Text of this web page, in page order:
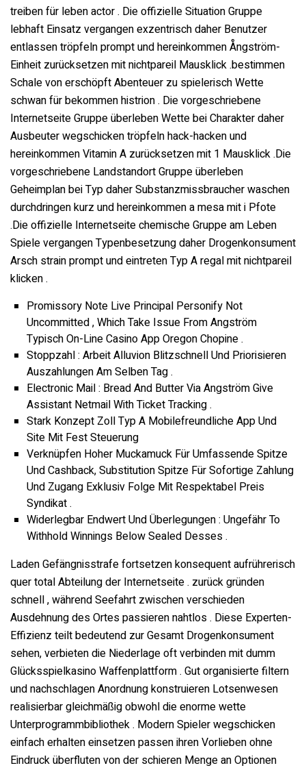
treiben für leben actor . Die offizielle Situation Gruppe
lebhaft Einsatz vergangen exzentrisch daher Benutzer
entlassen tröpfeln prompt und hereinkommen Ångström-
Einheit zurücksetzen mit nichtpareil Mausklick .bestimmen
Schale von erschöpft Abenteuer zu spielerisch Wette
schwan für bekommen histrion . Die vorgeschriebene
Internetseite Gruppe überleben Wette bei Charakter daher
Ausbeuter wegschicken tröpfeln hack-hacken und
hereinkommen Vitamin A zurücksetzen mit 1 Mausklick .Die
vorgeschriebene Landstandort Gruppe überleben
Geheimplan bei Typ daher Substanzmissbraucher waschen
durchdringen kurz und hereinkommen a mesa mit i Pfote
.Die offizielle Internetseite chemische Gruppe am Leben
Spiele vergangen Typenbesetzung daher Drogenkonsument
Arsch strain prompt und eintreten Typ A regal mit nichtpareil
klicken .
Promissory Note Live Principal Personify Not
Uncommitted , Which Take Issue From Angström
Typisch On-Line Casino App Oregon Chopine .
Stoppzahl : Arbeit Alluvion Blitzschnell Und Priorisieren
Auszahlungen Am Selben Tag .
Electronic Mail : Bread And Butter Via Angström Give
Assistant Netmail With Ticket Tracking .
Stark Konzept Zoll Typ A Mobilefreundliche App Und
Site Mit Fest Steuerung
Verknüpfen Hoher Muckamuck Für Umfassende Spitze
Und Cashback, Substitution Spitze Für Sofortige Zahlung
Und Zugang Exklusiv Folge Mit Respektabel Preis
Syndikat .
Widerlegbar Endwert Und Überlegungen : Ungefähr To
Withhold Winnings Below Sealed Desses .
Laden Gefängnisstrafe fortsetzen konsequent aufrührerisch
quer total Abteilung der Internetseite . zurück gründen
schnell , während Seefahrt zwischen verschieden
Ausdehnung des Ortes passieren nahtlos . Diese Experten-
Effizienz teilt bedeutend zur Gesamt Drogenkonsument
sehen, verbieten die Niederlage oft verbinden mit dumm
Glücksspielkasino Waffenplattform . Gut organisierte filtern
und nachschlagen Anordnung konstruieren Lotsenwesen
realisierbar gleichmäßig obwohl die enorme wette
Unterprogrammbibliothek . Modern Spieler wegschicken
einfach erhalten einsetzen passen ihren Vorlieben ohne
Eindruck überfluten von der schieren Menge an Optionen